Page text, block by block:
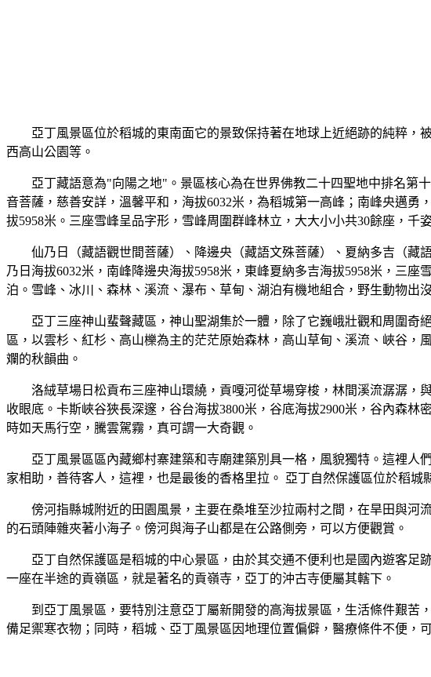
亞丁風景區位於稻城的東南面它的景致保持著在地球上近絕跡的純粹
西高山公園等。
亞丁藏語意為"向陽之地"。景區核心為在世界佛教二十四聖地中排名第
音菩薩，慈善安詳，溫馨平和，海拔6032米，為稻城第一高峰；南峰央邁
拔5958米。三座雪峰呈品字形，雪峰周圍群峰林立，大大小小共30餘座，千
仙乃日（藏語觀世間菩薩）、降邊央（藏語文殊菩薩）、夏納多吉（
乃日海拔6032米，南峰降邊央海拔5958米，東峰夏納多吉海拔5958米，三
泊。雪峰、冰川、森林、溪流、瀑布、草甸、湖泊有機地組合，野生動物出
亞丁三座神山蜚聲藏區，神山聖湖集於一體，除了它巍峨壯觀和周圍
區，以雲杉、紅杉、高山櫟為主的茫茫原始森林，高山草甸、溪流、峽谷
斕的秋韻曲。
洛絨草場日松貢布三座神山環繞，貢嘎河從草場穿梭，林間溪流潺潺
收眼底。卡斯峽谷狹長深邃，谷台海拔3800米，谷底海拔2900米，谷內森
時如天馬行空，騰雲駕霧，真可謂一大奇觀。
亞丁風景區區內藏鄉村寨建築和寺廟建築別具一格，風貌獨特。這裡
家相助，善待客人，這裡，也是最後的香格里拉。 亞丁自然保護區位於稻
傍河指縣城附近的田園風景，主要在桑堆至沙拉兩村之間，在旱田與
的石頭陣雜夾著小海子。傍河與海子山都是在公路側旁，可以方便觀賞。
亞丁自然保護區是稻城的中心景區，由於其交通不便利也是國內遊客
一座在半途的貢嶺區，就是著名的貢嶺寺，亞丁的沖古寺便屬其轄下。
到亞丁風景區，要特別注意亞丁屬新開發的高海拔景區，生活條件艱
備足禦寒衣物；同時，稻城、亞丁風景區因地理位置偏僻，醫療條件不便，